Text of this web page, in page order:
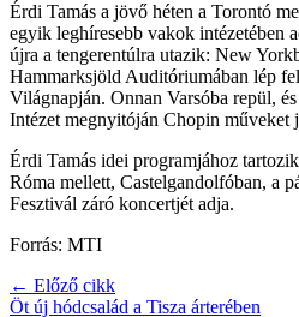
Érdi Tamás a jövő héten a Torontó
egyik leghíresebb vakok intézetében
újra a tengerentúlra utazik: New
Hammarksjöld Auditóriumában lép
Világnapján. Onnan Varsóba repül,
Intézet megnyitóján Chopin műveket
Érdi Tamás idei programjához
Róma mellett, Castelgandolfóban, a
Fesztivál záró koncertjét adja.
Forrás: MTI
← Előző cikk
Öt új hódcsalád a Tisza árterében